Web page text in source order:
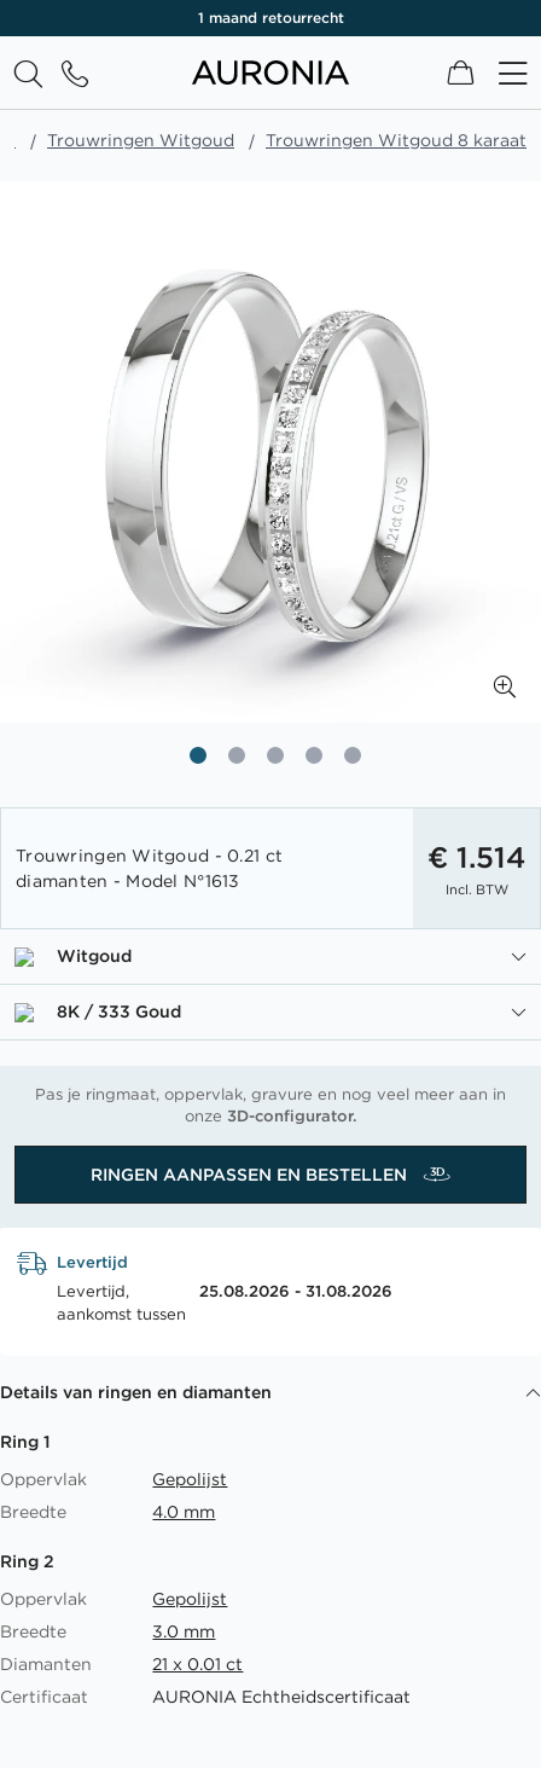
1 maand retourrecht
Trouwringen Witgoud Trouwringen Witgoud 8 karaat
het
begin
de
afbeeldingen-
Trouwringen Witgoud - 0.21 ct
diamanten - Model N°1613
€ 1.514
Incl. BTW
Witgoud
8K / 333 Goud
Pas je ringmaat, oppervlak, gravure en nog veel meer aan in
onze 3D-configurator.
RINGEN AANPASSEN EN BESTELLEN
Levertijd
Levertijd,
aankomst tussen
25.08.2026 - 31.08.2026
Details van ringen en diamanten
Ring 1
Oppervlak
Gepolijst
Breedte
4.0 mm
Ring 2
Oppervlak
Gepolijst
Breedte
3.0 mm
Diamanten
21 x 0.01 ct
Certificaat
AURONIA Echtheidscertificaat